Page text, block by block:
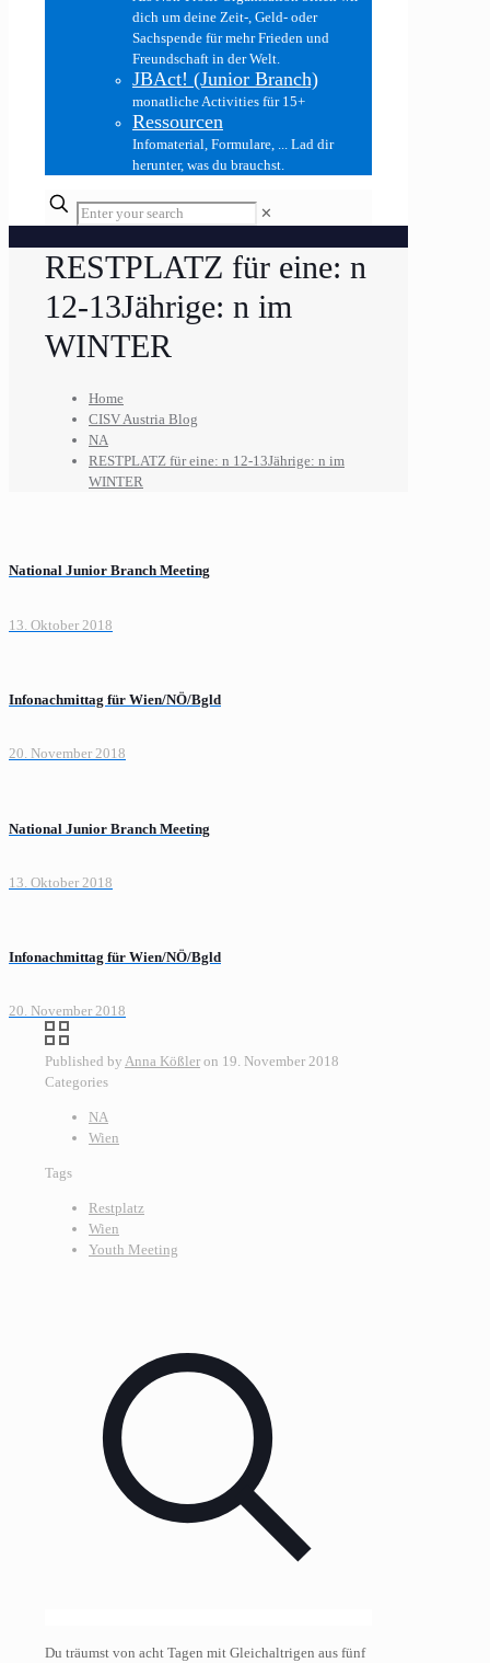
dich um deine Zeit-, Geld- oder
Sachspende für mehr Frieden und
Freundschaft in der Welt.
JBAct! (Junior Branch)
monatliche Activities für 15+
Ressourcen
Infomaterial, Formulare, ... Lad dir
herunter, was du brauchst.
✕
RESTPLATZ für eine: n
12-13Jährige: n im
WINTER
Home
CISV Austria Blog
NA
RESTPLATZ für eine: n 12-13Jährige: n im
WINTER
National Junior Branch Meeting
13. Oktober 2018
Infonachmittag für Wien/NÖ/Bgld
20. November 2018
National Junior Branch Meeting
13. Oktober 2018
Infonachmittag für Wien/NÖ/Bgld
20. November 2018
Published by Anna Kößler on 19. November 2018
Categories
NA
Wien
Tags
Restplatz
Wien
Youth Meeting
Du träumst von acht Tagen mit Gleichaltrigen aus fünf